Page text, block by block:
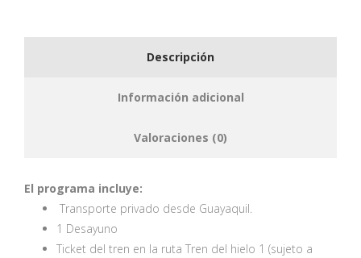
Descripción
Información adicional
Valoraciones (0)
El programa incluye:
Transporte privado desde Guayaquil.
1 Desayuno
Ticket del tren en la ruta Tren del hielo 1 (sujeto a